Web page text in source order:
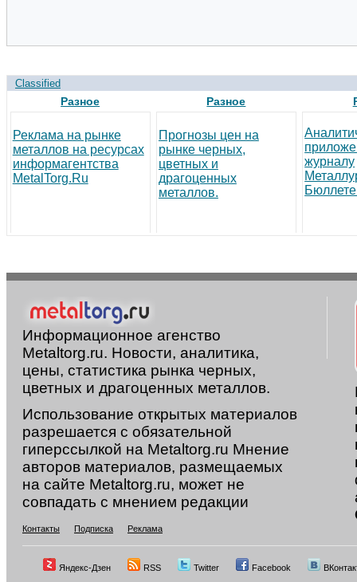
Classified
Разное
Реклама на рынке
металлов на ресурсах
информагентства
MetalTorg.Ru
Разное
Прогнозы цен на
рынке черных,
цветных и
драгоценных
металлов.
журналу
Информационное агенство
Metaltorg.ru. Новости, аналитика,
цены, статистика рынка черных,
цветных и драгоценных металлов.
Использование открытых материалов
разрешается с обязательной
гиперссылкой на Metaltorg.ru Мнение
авторов материалов, размещаемых
на сайте Metaltorg.ru, может не
совпадать с мнением редакции
Контакты Подписка Реклама
Яндекс-Дзен RSS Twitter Facebook